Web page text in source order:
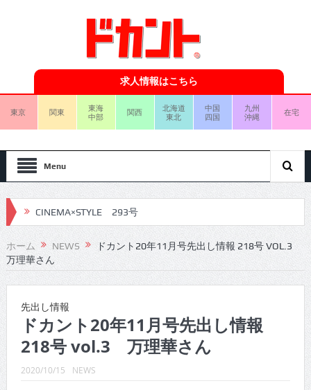
求人情報はこちら
東京 関東
東海
中部
関西
北海道
東北
中国
四国
九州
沖縄
在宅
Menu
CINEMA×STYLE 293号
CINEMA×STYLE 292号
CINEMA×STYLE 291号
CINEMA×STYLE 289号
CINEMA×STYLE 288号
CINEMA×STYLE 287号
ホーム NEWS
ドカント20年11月号先出し情報 218号 VOL.3
万理華さん
先出し情報
ドカント20年11月号先出し情報
218号 vol.3 万理華さん
2020/10/15 NEWS